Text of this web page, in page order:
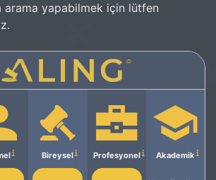
arama yapabilmek için lütfen
Bireysel Profesyonel Akademik